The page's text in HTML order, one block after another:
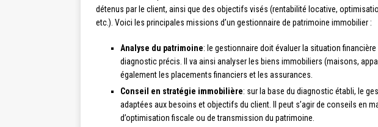
détenus par le client, ainsi que des objectifs visés (rentabilité locative,
etc.). Voici les principales missions d’un gestionnaire de patrimoine immobilier :
Analyse du patrimoine: le gestionnaire doit évaluer la situation
diagnostic précis. Il va ainsi analyser les biens immobiliers (maisons,
également les placements financiers et les assurances.
Conseil en stratégie immobilière: sur la base du diagnostic établi, le
adaptées aux besoins et objectifs du client. Il peut s’agir de conseils en
d’optimisation fiscale ou de transmission du patrimoine.